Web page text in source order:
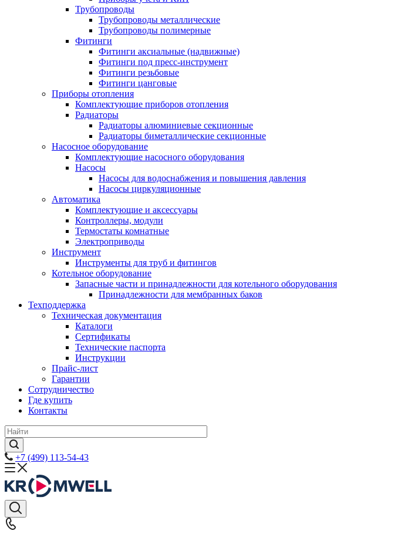
Трубопроводы
Трубопроводы металлические
Трубопроводы полимерные
Фитинги
Фитинги аксиальные (надвижные)
Фитинги под пресс-инструмент
Фитинги резьбовые
Фитинги цанговые
Приборы отопления
Комплектующие приборов отопления
Радиаторы
Радиаторы алюминиевые секционные
Радиаторы биметаллические секционные
Насосное оборудование
Комплектующие насосного оборудования
Насосы
Насосы для водоснабжения и повышения давления
Насосы циркуляционные
Автоматика
Комплектующие и аксессуары
Контроллеры, модули
Термостаты комнатные
Электроприводы
Инструмент
Инструменты для труб и фитингов
Котельное оборудование
Запасные части и принадлежности для котельного оборудования
Принадлежности для мембранных баков
Техподдержка
Техническая документация
Каталоги
Сертификаты
Технические паспорта
Инструкции
Прайс-лист
Гарантии
Сотрудничество
Где купить
Контакты
+7 (499) 113-54-43